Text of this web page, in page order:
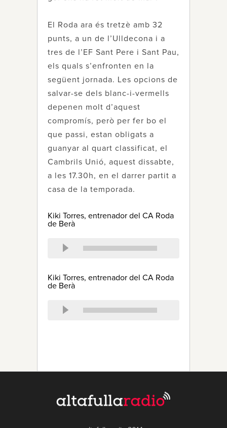
El Roda ara és tretzè amb 32
punts, a un de l’Ulldecona i a
tres de l’EF Sant Pere i Sant Pau,
els quals s’enfronten en la
següent jornada. Les opcions de
salvar-se dels blanc-i-vermells
depenen molt d’aquest
compromís, però per fer bo el
que passi, estan obligats a
guanyar al quart classificat, el
Cambrils Unió, aquest dissabte,
a les 17.30h, en el darrer partit a
casa de la temporada.
Kiki Torres, entrenador del CA Roda
de Berà
Kiki Torres, entrenador del CA Roda
de Berà